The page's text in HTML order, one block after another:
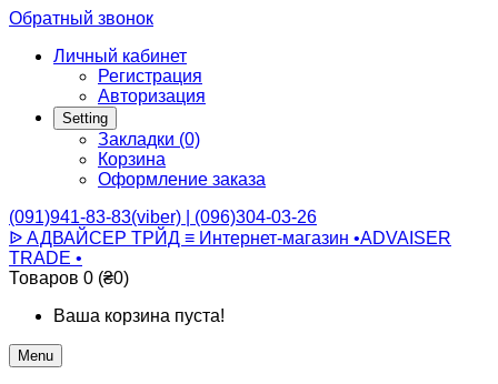
Обратный звонок
Личный кабинет
Регистрация
Авторизация
Setting
Закладки (0)
Корзина
Оформление заказа
(091)941-83-83(viber) | (096)304-03-26
ᐉ АДВАЙСЕР ТРЙД ≡ Интернет-магазин •ADVAISER
TRADE •
Товаров 0 (₴0)
Ваша корзина пуста!
Menu